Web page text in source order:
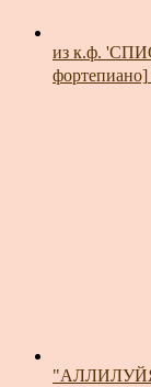
из к.ф.
фортепиано]
"АЛЛИЛУЙЯ"